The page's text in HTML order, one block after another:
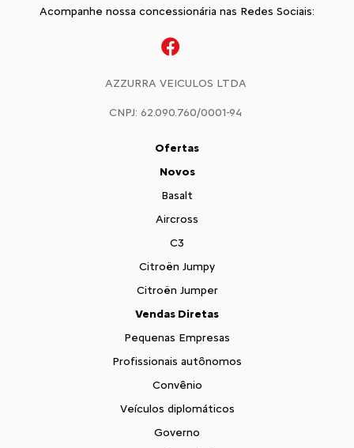
Acompanhe nossa concessionária nas Redes Sociais:
AZZURRA VEICULOS LTDA
CNPJ: 62.090.760/0001-94
Ofertas
Novos
Basalt
Aircross
C3
Citroën Jumpy
Citroën Jumper
Vendas Diretas
Pequenas Empresas
Profissionais autônomos
Convênio
Veículos diplomáticos
Governo